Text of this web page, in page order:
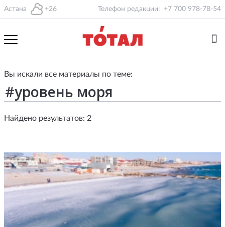
Астана +26 Телефон редакции: +7 700 978-78-54
Вы искали все материалы по теме:
Найдено результатов: 2